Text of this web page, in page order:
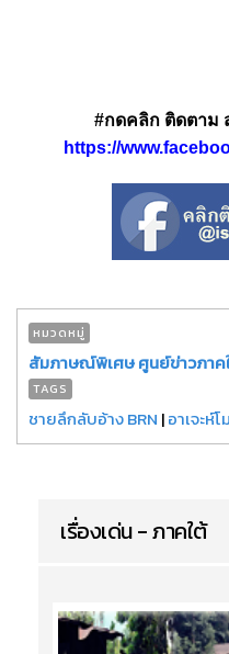
#กดคลิก ติดตาม
https://
หมวดหมู่
สัมภาษณ์พิเศษ ศูนย์ข่าวภาค
TAGS
ชายลึกลับอ้าง BRN |อาเจะห์
เรื่องเด่น - ภาคใต้